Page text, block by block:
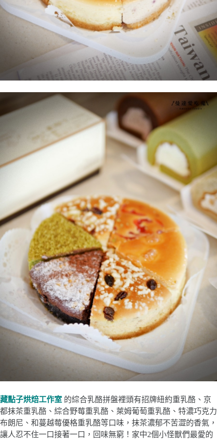
藏點子烘焙工作室 的綜合乳酪拼盤裡頭有招牌紐約重乳酪、京
都抹茶重乳酪、綜合野莓重乳酪、萊姆葡萄重乳酪、特濃巧克力
布朗尼、和蔓越莓優格重乳酪等口味，抹茶濃郁不苦澀的香氣，
讓人忍不住一口接著一口，回味無窮！家中2個小怪獸們最愛的